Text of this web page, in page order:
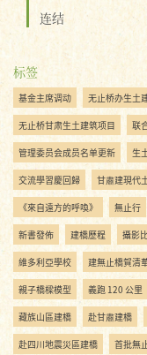
连结
标签
基金主席调动 无止桥办生土
无止桥甘肃生土建筑项目 联
管理委员会成员名单更新 生
交流學習慶回歸 甘肅建現代
《來自遠方的呼喚》 無止行
新書發佈 建橋歷程 攝影
維多利亞學校 建無止橋賀清
親子橋樑模型 義跑 120 公里
藏族山區建橋 赴甘肅建橋
赴四川地震災區建橋 首批無